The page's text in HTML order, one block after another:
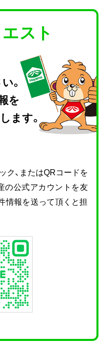
スト
。
を
ます。
ク、またはQRコードを
の公式アカウントを友
情報を送って頂くと担